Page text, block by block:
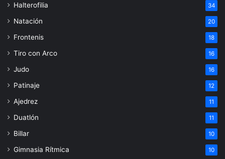
Halterofilia 34
Natación 20
Frontenis 18
Tiro con Arco 16
Judo 16
Patinaje 12
Ajedrez 11
Duatlón 11
Billar 10
Gimnasia Rítmica 10